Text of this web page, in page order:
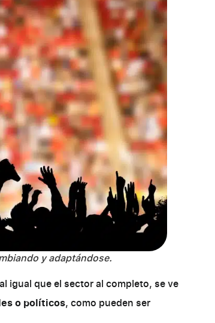
y adaptándose.
igual que el sector al completo, se ve
o políticos, como pueden ser